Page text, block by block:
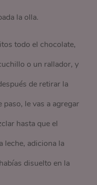
la olla.
todo el chocolate,
o un rallador, y
de retirar la
paso, le vas a agregar
hasta que el
leche, adiciona la
disuelto en la